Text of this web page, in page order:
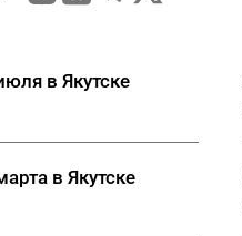
в Якутске
в Якутске